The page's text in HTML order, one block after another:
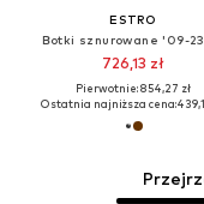
ESTRO
Botki sznurowane '09-
726,13 zł
Pierwotnie: 854,27 zł
Ostatnia najniższa cena: